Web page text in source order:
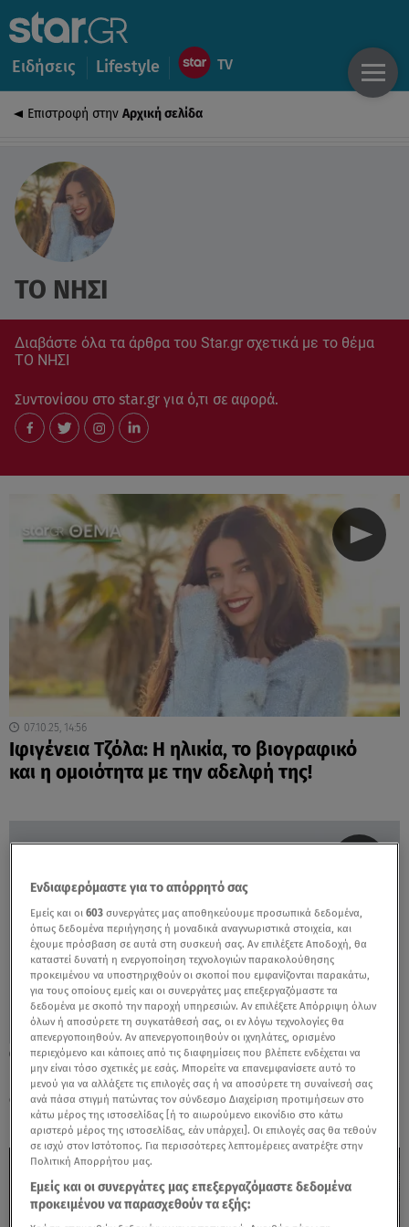
Ειδήσεις Lifestyle
Επιστροφή στην Αρχική σελίδα
ΤΟ ΝΗΣΙ
Διαβάστε όλα τα άρθρα του Star.gr σχετικά με το θέμα
ΤΟ ΝΗΣΙ
Συντονίσου στο star.gr για ό,τι σε αφορά.
07.10.25, 14:56
Ιφιγένεια Τζόλα: Η ηλικία, το βιογραφικό
και η ομοιότητα με την αδελφή της!
16.10.24, 09:13
Γιούλικα Σκαφιδά: Η ηλικία, ο γιος και η
σκλήρυνση κατά πλάκας
Ενδιαφερόμαστε για το απόρρητό σας
Εμείς και οι603 συνεργάτες μας αποθηκεύουμε προσωπικά δεδομένα,
όπως δεδομένα περιήγησης ή μοναδικά αναγνωριστικά στοιχεία, και
έχουμε πρόσβαση σε αυτά στη συσκευή σας. Αν επιλέξετε Αποδοχή, θα
καταστεί δυνατή η ενεργοποίηση τεχνολογιών παρακολούθησης
προκειμένου να υποστηριχθούν οι σκοποί που εμφανίζονται παρακάτω,
για τους οποίους εμείς και οι συνεργάτες μας επεξεργαζόμαστε τα
δεδομένα με σκοπό την παροχή υπηρεσιών. Αν επιλέξετε Απόρριψη όλων
όλων ή αποσύρετε τη συγκατάθεσή σας, οι εν λόγω τεχνολογίες θα
απενεργοποιηθούν. Αν απενεργοποιηθούν οι ιχνηλάτες, ορισμένο
περιεχόμενο και κάποιες από τις διαφημίσεις που βλέπετε ενδέχεται να
μην είναι τόσο σχετικές με εσάς. Μπορείτε να επανεμφανίσετε αυτό το
μενού για να αλλάξετε τις επιλογές σας ή να αποσύρετε τη συναίνεσή σας
ανά πάσα στιγμή πατώντας τον σύνδεσμο Διαχείριση προτιμήσεων στο
κάτω μέρος της ιστοσελίδας [ή το αιωρούμενο εικονίδιο στο κάτω
αριστερό μέρος της ιστοσελίδας, εάν υπάρχει]. Οι επιλογές σας θα τεθούν
σε ισχύ στον Ιστότοπος. Για περισσότερες λεπτομέρειες ανατρέξτε στην
Πολιτική Απορρήτου μας.
Εμείς και οι συνεργάτες μας επεξεργαζόμαστε δεδομένα
προκειμένου να παρασχεθούν τα εξής: